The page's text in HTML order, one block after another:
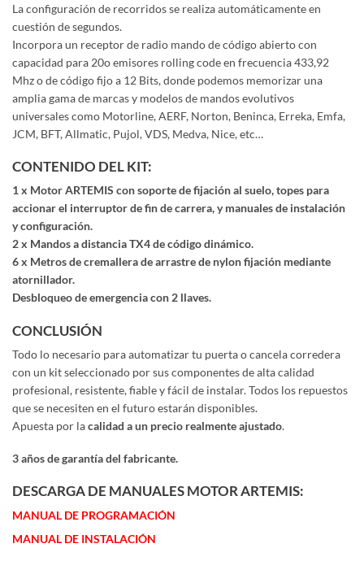
La configuración de recorridos se realiza automáticamente en
cuestión de segundos.
Incorpora un receptor de radio mando de código abierto con
capacidad para 20o emisores rolling code en frecuencia 433,92
Mhz o de código fijo a 12 Bits, donde podemos memorizar una
amplia gama de marcas y modelos de mandos evolutivos
universales como Motorline, AERF, Norton, Beninca, Erreka, Emfa,
JCM, BFT, Allmatic, Pujol, VDS, Medva, Nice, etc…
CONTENIDO DEL KIT:
1 x Motor ARTEMIS con soporte de fijación al suelo, topes para
accionar el interruptor de fin de carrera, y manuales de instalación
y configuración.
2 x Mandos a distancia TX4 de código dinámico.
6 x Metros de cremallera de arrastre de nylon fijación mediante
atornillador.
Desbloqueo de emergencia con 2 llaves.
CONCLUSIÓN
Todo lo necesario para automatizar tu puerta o cancela corredera
con un kit seleccionado por sus componentes de alta calidad
profesional, resistente, fiable y fácil de instalar. Todos los repuestos
que se necesiten en el futuro estarán disponibles.
Apuesta por lacalidad a un precio realmente ajustado.
3 años de garantía del fabricante.
DESCARGA DE MANUALES MOTOR ARTEMIS:
MANUAL DE PROGRAMACIÓN
MANUAL DE INSTALACIÓN